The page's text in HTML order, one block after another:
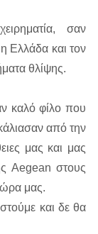
σαν
Ελλάδα και τον
θλίψης.
καλό φίλο που
από την
μας και μας
Aegean στους
μας.
και δε θα